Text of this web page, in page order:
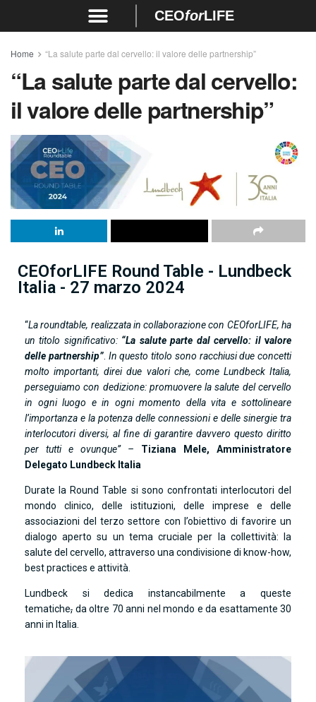
CEOforLIFE
Home “La salute parte dal cervello: il valore delle partnership”
“La salute parte dal cervello:
il valore delle partnership”
CEOforLIFE Round Table - Lundbeck
Italia - 27 marzo 2024
“La roundtable, realizzata in collaborazione con CEOforLIFE, ha
un titolo significativo: “La salute parte dal cervello: ilvalore
delle partnership”. In questo titolo sono racchiusi due concetti
molto importanti, direi due valori che, come Lundbeck Italia,
perseguiamo con dedizione: promuovere la salute del cervello
in ogni luogo e in ogni momento della vita e sottolineare
l’importanza e la potenza delle connessioni e delle sinergie tra
interlocutori diversi, al fine di garantire davvero questo diritto
per tutti e ovunque” – Tiziana Mele, Amministratore
Delegato Lundbeck Italia
Durate la Round Table si sono confrontati interlocutori del
mondo clinico, delle istituzioni, delle imprese e delle
associazioni del terzo settore con l’obiettivo di favorire un
dialogo aperto su un tema cruciale per la collettività: la
salute del cervello, attraverso una condivisione di know-how,
best practices e attività.
Lundbeck si dedica instancabilmente a queste
tematiche, da oltre 70 anni nel mondo e da esattamente 30
anni in Italia.